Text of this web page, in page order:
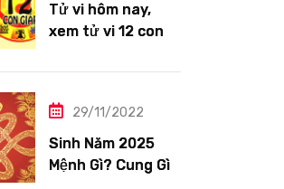
Tử vi hôm nay,
xem tử vi 12 con
12/3/2023: Tuổi
phúc29/11/2022
Sinh Năm 2025
Mệnh Gì? Cung Gì,